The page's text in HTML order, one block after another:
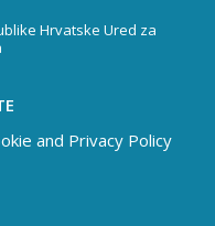
Hrvatske Ured za
and Privacy Policy